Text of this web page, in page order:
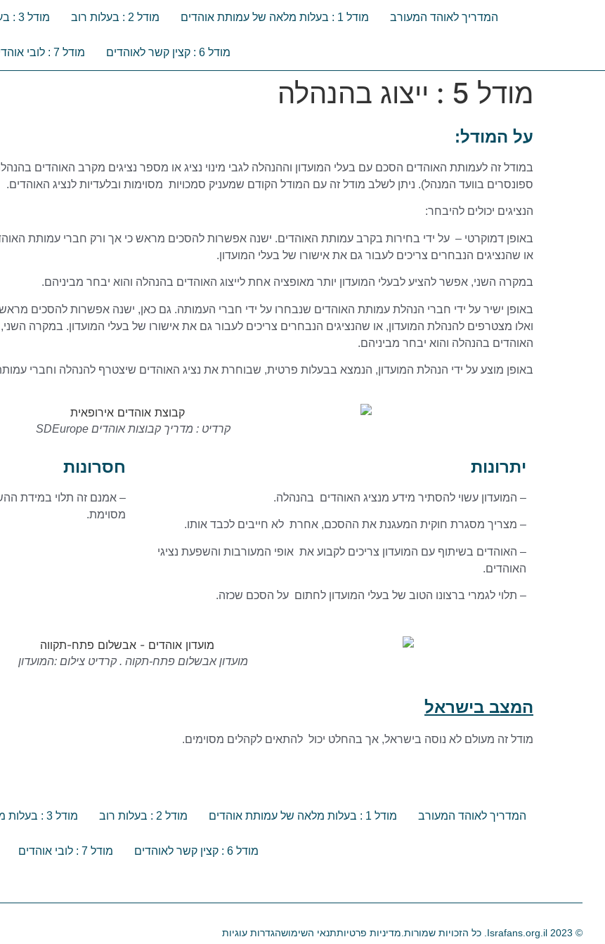
המדריך לאוהד המעורב מודל 1 : בעלות מלאה של עמותת אוהדים מודל 2 : בעלות רוב מודל 3 : בעלות מיעוט
מודל 6 : קצין קשר לאוהדים מודל 7 : לובי אוהדים
מודל 5 : ייצוג בהנהלה
על המודל:
ספונסרים בוועד המנהל). ניתן לשלב מודל זה עם המודל הקודם שמעניק סמכויות מסוימות ובלעדיות לנציג האוהדים.
הנציגים יכולים להיבחר:
באופן דמוקרטי – על ידי בחירות בקרב עמותת האוהדים. ישנה אפשרות להסכים מראש כי אך ורק חברי עמותת
או שהנציגים הנבחרים צריכים לעבור גם את אישורו של בעלי המועדון.
במקרה השני, אפשר להציע לבעלי המועדון יותר מאופציה אחת לייצוג האוהדים בהנהלה והוא יבחר מביניהם.
באופן ישיר על ידי חברי הנהלת עמותת האוהדים שנבחרו על ידי חברי העמותה. גם כאן, ישנה אפשרות להסכים
ואלו מצטרפים להנהלת המועדון, או שהנציגים הנבחרים צריכים לעבור גם את אישורו של בעלי המועדון. במקרה
האוהדים בהנהלה והוא יבחר מביניהם.
באופן מוצע על ידי הנהלת המועדון, הנמצא בבעלות פרטית, שבוחרת את נציג האוהדים שיצטרף להנהלה וחברי
קרדיט : מדריך קבוצות אוהדים SDEurope
יתרונות חסרונות
– המועדון עשוי להסתיר מידע מנציג האוהדים בהנהלה.
– מצריך מסגרת חוקית המעגנת את ההסכם, אחרת לא חייבים לכבד אותו.
– האוהדים בשיתוף עם המועדון צריכים לקבוע את אופי המעורבות והשפעת נציגי
האוהדים.
– תלוי לגמרי ברצונו הטוב של בעלי המועדון לחתום על הסכם שכזה.
– אמנם זה תלוי במידת
מסוימת.
מועדון אבשלום פתח-תקוה . קרדיט צילום :המועדון
המצב בישראל
מודל זה מעולם לא נוסה בישראל, אך בהחלט יכול להתאים לקהלים מסוימים.
המדריך לאוהד המעורב מודל 1 : בעלות מלאה של עמותת אוהדים מודל 2 : בעלות רוב מודל 3 : בעלות מיעוט
מודל 6 : קצין קשר לאוהדים מודל 7 : לובי אוהדים
© 2023 Israfans.org.il. כל הזכויות שמורות. מדיניות פרטיותתנאי השימושהגדרות עוגיות